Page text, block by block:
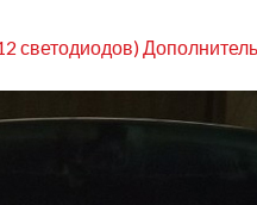
светодиодов)